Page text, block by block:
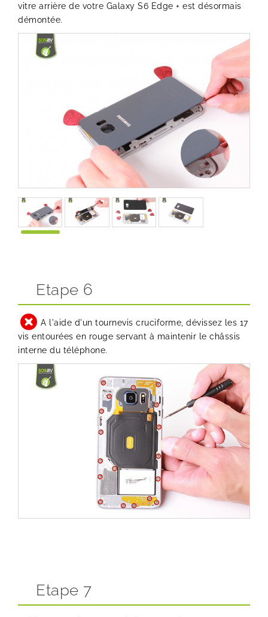
vitre arrière de votre Galaxy S6 Edge + est désormais
démontée.
Etape 6
A l'aide d'un tournevis cruciforme, dévissez les 17
vis entourées en rouge servant à maintenir le châssis
interne du téléphone.
Etape 7